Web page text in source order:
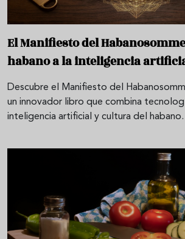
El Manifiesto del
habano a la inteligencia
Descubre el Manifiesto del
un innovador libro que combina
inteligencia artificial y cultura del habano.